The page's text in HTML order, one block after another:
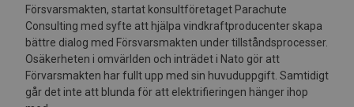
Försvarsmakten, startat konsultföretaget Parachute
Consulting med syfte att hjälpa vindkraftproducenter skapa
bättre dialog med Försvarsmakten under tillståndsprocesser.
Osäkerheten i omvärlden och inträdet i Nato gör att
Förvarsmakten har fullt upp med sin huvuduppgift. Samtidigt
går det inte att blunda för att elektrifieringen hänger ihop